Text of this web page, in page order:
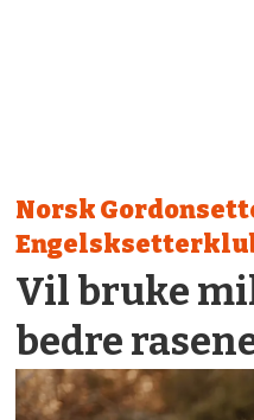
Norsk
Vil bruke
bedre